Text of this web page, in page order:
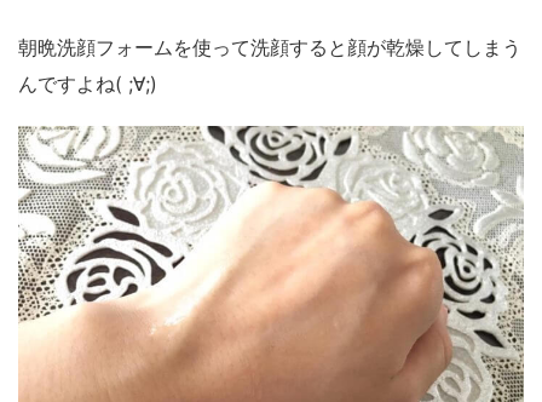
朝晩洗顔フォームを使って洗顔すると顔が乾燥してしまう
んですよね( ;∀;)